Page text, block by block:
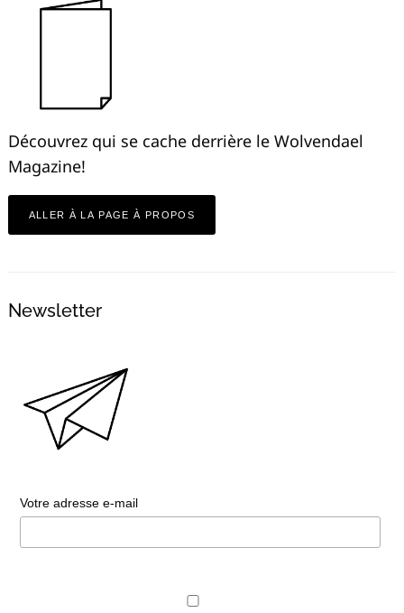
Découvrez qui se cache derrière le Wolvendael
Magazine!
ALLER À LA PAGE À PROPOS
Newsletter
Votre adresse e-mail